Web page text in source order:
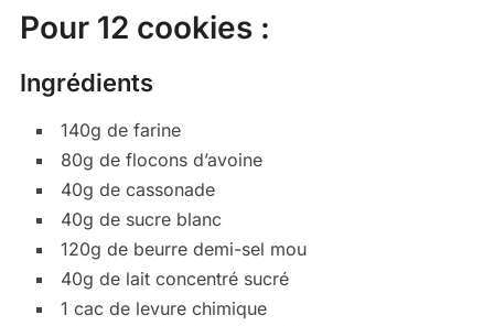
Pour 12 cookies :
Ingrédients
140g de farine
80g de flocons d’avoine
40g de cassonade
40g de sucre blanc
120g de beurre demi-sel mou
40g de lait concentré sucré
1 cac de levure chimique